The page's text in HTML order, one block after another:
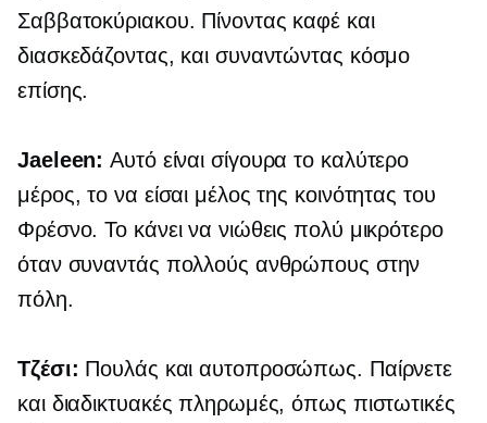
Σαββατοκύριακου. Πίνοντας καφέ και
διασκεδάζοντας, και συναντώντας κόσμο
επίσης.
Jaeleen: Αυτό είναι σίγουρα το καλύτερο
μέρος, το να είσαι μέλος της κοινότητας του
Φρέσνο. Το κάνει να νιώθεις πολύ μικρότερο
όταν συναντάς πολλούς ανθρώπους στην
πόλη.
Τζέσι: Πουλάς και αυτοπροσώπως. Παίρνετε
και διαδικτυακές πληρωμές, όπως πιστωτικές